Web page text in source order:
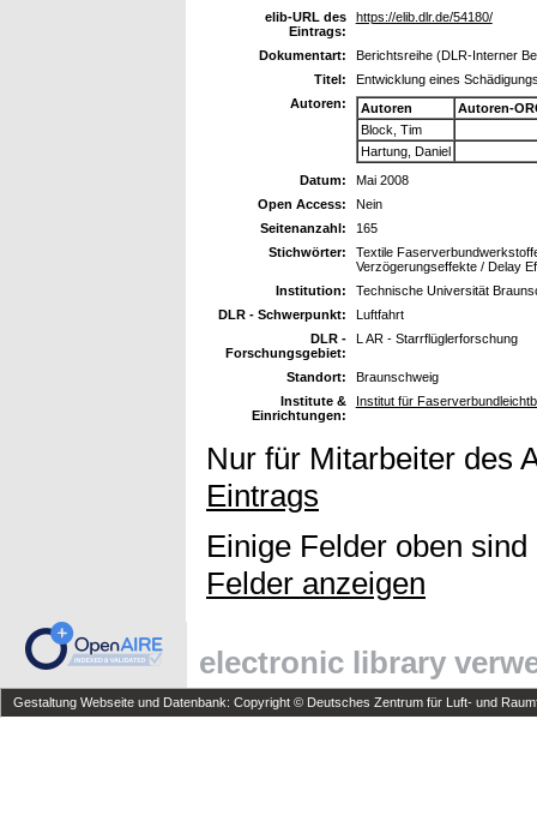
elib-URL des
Eintrags:
https://elib.dlr.de/54180/
Dokumentart:
Berichtsreihe (DLR-Interner
Titel:
Entwicklung eines
Autoren:
Autoren
Autoren-
Block, Tim
Hartung, Daniel
Datum:
Mai 2008
Open Access:
Nein
Seitenanzahl:
165
Stichwörter:
Textile
Verzögerungseffekte / Delay
Institution:
Technische Universität
DLR - Schwerpunkt:
Luftfahrt
DLR -
Forschungsgebiet:
L AR - Starrflüglerforschung
Standort:
Braunschweig
Institute &
Einrichtungen:
Institut für
Nur für Mitarbeiter des
Eintrags
Einige Felder oben
Felder anzeigen
electronic library
Gestaltung Webseite und Datenbank: Copyright © Deutsches Zentrum für Luft- und